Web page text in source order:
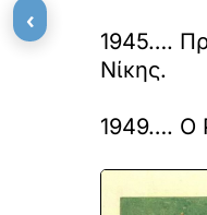
1945….
Νίκης.
1949…. Ο
‹